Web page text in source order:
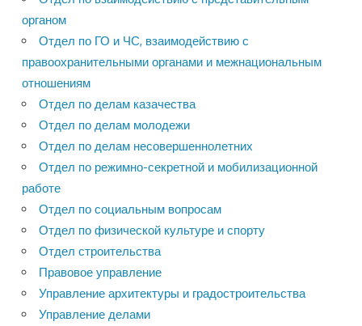
органом
Отдел по ГО и ЧС, взаимодействию с
правоохранительными органами и межнациональным
отношениям
Отдел по делам казачества
Отдел по делам молодежи
Отдел по делам несовершеннолетних
Отдел по режимно-секретной и мобилизационной
работе
Отдел по социальным вопросам
Отдел по физической культуре и спорту
Отдел строительства
Правовое управление
Управление архитектуры и градостроительства
Управление делами